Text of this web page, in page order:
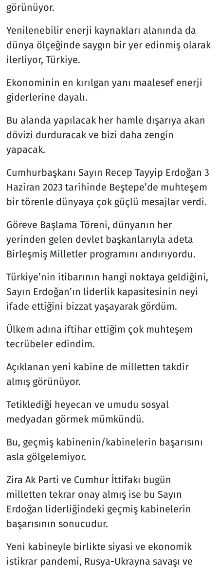
görünüyor.
Yenilenebilir enerji kaynakları alanında da
dünya ölçeğinde saygın bir yer edinmiş olarak
ilerliyor, Türkiye.
Ekonominin en kırılgan yanı maalesef enerji
giderlerine dayalı.
Bu alanda yapılacak her hamle dışarıya akan
dövizi durduracak ve bizi daha zengin
yapacak.
Cumhurbaşkanı Sayın Recep Tayyip Erdoğan 3
Haziran 2023 tarihinde Beştepe’de muhteşem
bir törenle dünyaya çok güçlü mesajlar verdi.
Göreve Başlama Töreni, dünyanın her
yerinden gelen devlet başkanlarıyla adeta
Birleşmiş Milletler programını andırıyordu.
Türkiye’nin itibarının hangi noktaya geldiğini,
Sayın Erdoğan’ın liderlik kapasitesinin neyi
ifade ettiğini bizzat yaşayarak gördüm.
Ülkem adına iftihar ettiğim çok muhteşem
tecrübeler edindim.
Açıklanan yeni kabine de milletten takdir
almış görünüyor.
Tetiklediği heyecan ve umudu sosyal
medyadan görmek mümkündü.
Bu, geçmiş kabinenin/kabinelerin başarısını
asla gölgelemiyor.
Zira Ak Parti ve Cumhur İttifakı bugün
milletten tekrar onay almış ise bu Sayın
Erdoğan liderliğindeki geçmiş kabinelerin
başarısının sonucudur.
Yeni kabineyle birlikte siyasi ve ekonomik
istikrar pandemi, Rusya-Ukrayna savaşı ve